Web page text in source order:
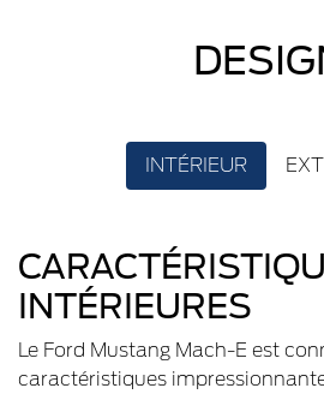
INTÉRIEUR
INTÉRIEURES
Le Ford Mustang Mach-E est
caractéristiques